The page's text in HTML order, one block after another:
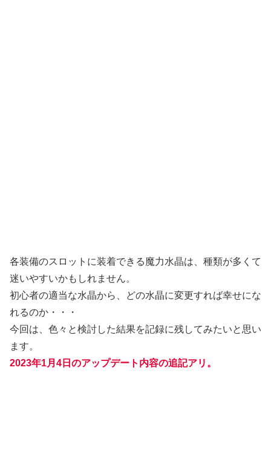
各装備のスロットに装着できる魔力水晶は、種類が多くて
迷いやすいかもしれません。
初心者の適当な水晶から、どの水晶に変更すれば幸せにな
れるのか・・・
今回は、色々と検討した結果を記録に残してみたいと思い
ます。
2023年1月4日のアップデート内容の追記アリ。